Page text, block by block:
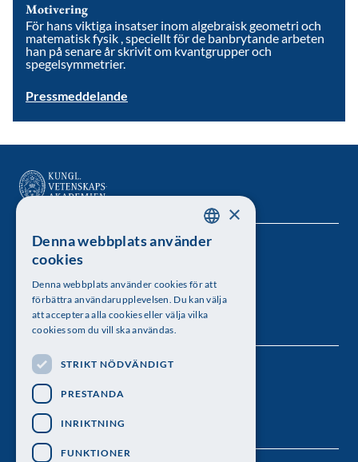
Motivering
För hans viktiga insatser inom algebraisk geometri och
matematisk fysik , speciellt för de banbrytande arbeten
han på senare år skrivit om kvantgrupper och
spegelsymmetrier.
Pressmeddelande
Kungl. Vetenskapsakademien
Besöksadress: Lilla Frescativägen 4A
Telefon: 08-673 95 00
Följ oss
SWEDISH
×
Denna webbplats använder
cookies
Denna webbplats använder cookies för att
förbättra användarupplevelsen. Du kan välja
att acceptera alla cookies eller välja vilka
cookies som du vill ska användas.
STRIKT NÖDVÄNDIGT
PRESTANDA
INRIKTNING
FUNKTIONER